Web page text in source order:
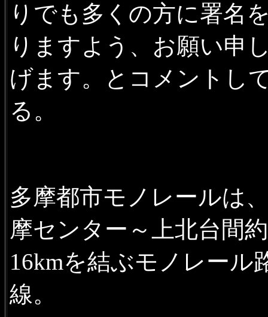
りでも多くの方に署名
りますよう、お願い申
げます。とコメントし
る。
多摩都市モノレールは
摩センター～上北台間約
16kmを結ぶモノレール
線。